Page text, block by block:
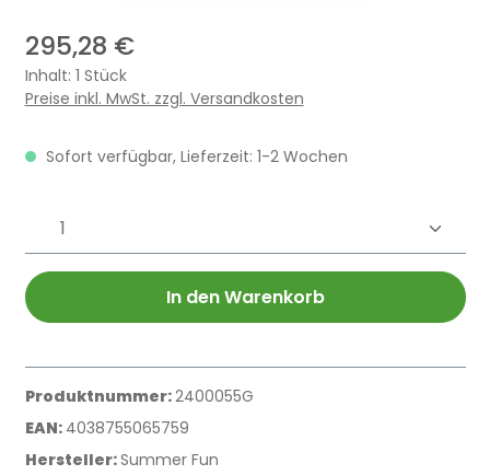
295,28 €
Inhalt: 1 Stück
Preise inkl. MwSt. zzgl. Versandkosten
Sofort verfügbar, Lieferzeit: 1-2 Wochen
Produkt Anzahl: Gib den
In den Warenkorb
Produktnummer:2400055G
EAN: 4038755065759
Hersteller:Summer Fun